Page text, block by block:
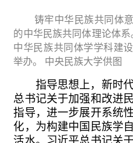
铸牢中华民族共同体
的中华民族共同体理论体系
中华民族共同体学学科建
举办。 中央民族大学供图
指导思想上，新时代
总书记关于加强和改进
指导，进一步展开系统
化，为构建中国民族学
活水。习近平总书记关